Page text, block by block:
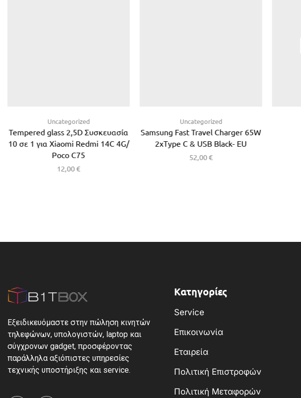
Uncategorized
Tempered glass 2,5D Συσκευασία
10 σε 1 για Xiaomi Redmi 14C 4G/
Poco C75
12,00€
Uncategorized
Samsung Fast Travel Charger 65W
2xType C & USB Black- EU
52,00€
Εξειδικευόμαστε στην πώληση κινητών
τηλεφώνων, υπολογιστών, laptop και
σύγχρονων gadget, προσφέροντας
παράλληλα αξιόπιστες υπηρεσίες
τεχνικής υποστήριξης και service.
Κατηγορίες
Service
Επικοινωνία
Εταιρεία
Πολιτική Επιστροφών
Πολιτική Μεταφορών